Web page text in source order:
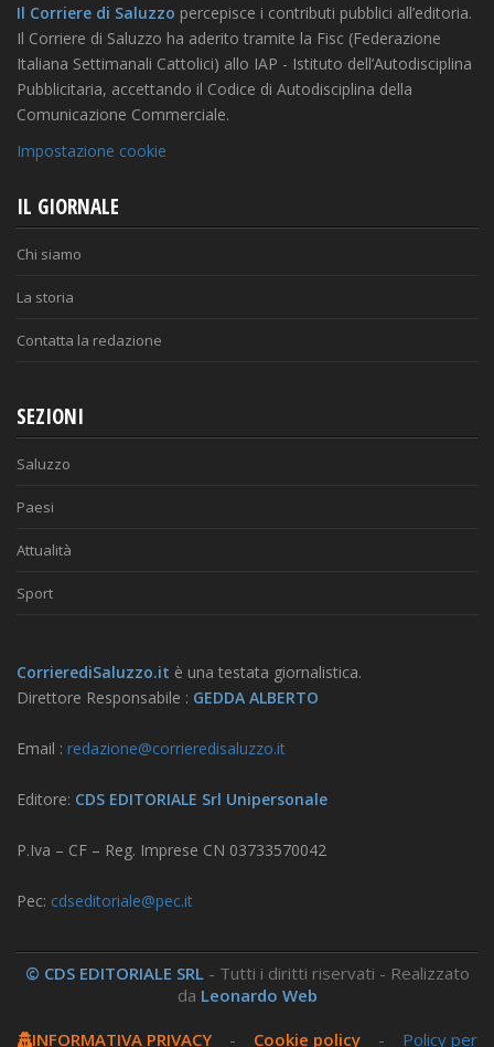
Il Corriere di Saluzzo percepisce i contributi pubblici all’editoria.
Il Corriere di Saluzzo ha aderito tramite la Fisc (Federazione
Italiana Settimanali Cattolici) allo IAP - Istituto dell’Autodisciplina
Pubblicitaria, accettando il Codice di Autodisciplina della
Comunicazione Commerciale.
Impostazione cookie
IL GIORNALE
Chi siamo
La storia
Contatta la redazione
SEZIONI
Saluzzo
Paesi
Attualità
Sport
CorrierediSaluzzo.it è una testata giornalistica.
Direttore Responsabile : GEDDA ALBERTO
Email : redazione@corrieredisaluzzo.it
Editore: CDS EDITORIALE Srl Unipersonale
P.Iva – CF – Reg. Imprese CN 03733570042
Pec: cdseditoriale@pec.it
© CDS EDITORIALE SRL - Tutti i diritti riservati - Realizzato
da Leonardo Web
INFORMATIVA PRIVACY- Cookie policy- Policy per